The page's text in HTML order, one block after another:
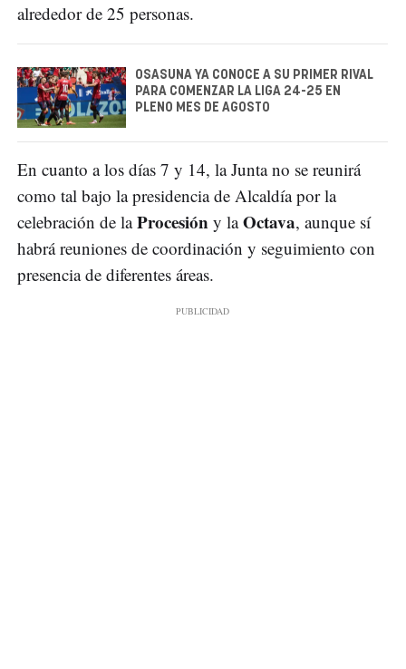
alrededor de 25 personas.
OSASUNA YA CONOCE A SU PRIMER RIVAL
PARA COMENZAR LA LIGA 24-25 EN
PLENO MES DE AGOSTO
En cuanto a los días 7 y 14, la Junta no se reunirá
como tal bajo la presidencia de Alcaldía por la
celebración de laProcesión y laOctava, aunque sí
habrá reuniones de coordinación y seguimiento con
presencia de diferentes áreas.